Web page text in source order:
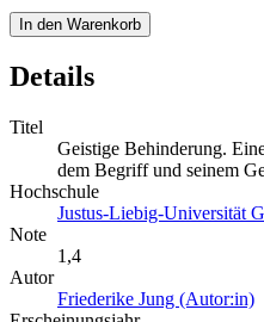
In den Warenkorb
Details
Titel
Geistige Behinderung.
dem Begriff und seinem
Hochschule
Justus-Liebig-Universität
Note
1,4
Autor
Friederike Jung (Autor:in)